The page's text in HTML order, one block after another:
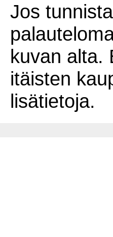
Jos
kuvan alta.
itäisten
lisätietoja.